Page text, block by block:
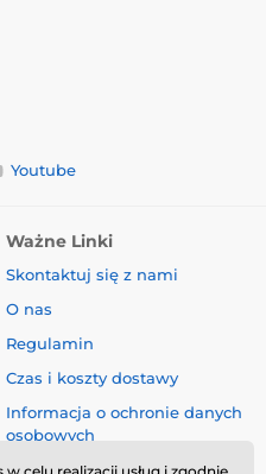
Youtube
Ważne Linki
Skontaktuj się z nami
O nas
Regulamin
Czas i koszty dostawy
Informacja o ochronie danych
osobowych
Reklamacje i Odstąpienie od